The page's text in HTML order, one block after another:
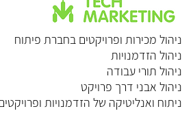
ניהול מכירות ופרויקטים בחברת פיתוח
ניהול הזדמנויות
ניהול תורי עבודה
ניהול אבני דרך פרויקט
ניתוח ואנליטיקה של הזדמנויות